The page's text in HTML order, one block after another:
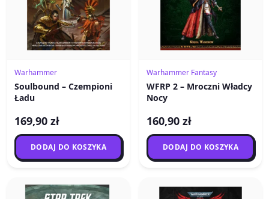
Warhammer
Soulbound – Czempioni
Ładu
169,90 zł
DODAJ DO KOSZYKA
Warhammer Fantasy
WFRP 2 – Mroczni Władcy
Nocy
160,90 zł
DODAJ DO KOSZYKA